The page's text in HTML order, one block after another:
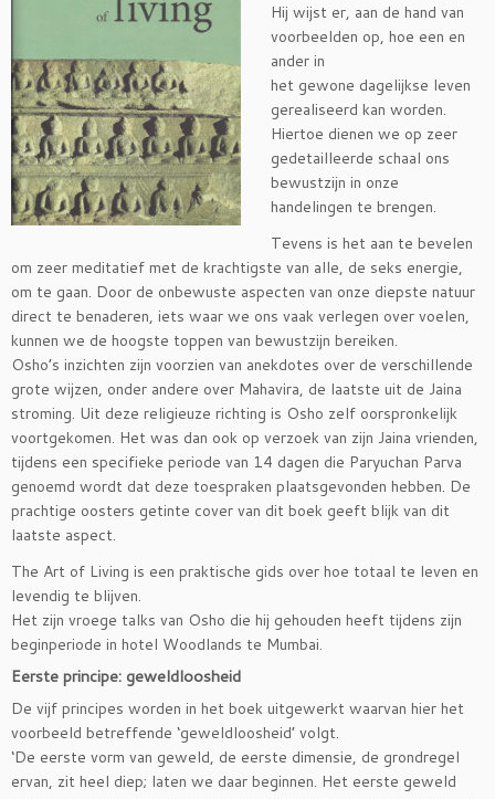
Hij wijst er, aan de hand van
voorbeelden op, hoe een en
ander in
het gewone dagelijkse leven
gerealiseerd kan worden.
Hiertoe dienen we op zeer
gedetailleerde schaal ons
bewustzijn in onze
handelingen te brengen.
Tevens is het aan te bevelen
om zeer meditatief met de krachtigste van alle, de seks energie,
om te gaan. Door de onbewuste aspecten van onze diepste natuur
direct te benaderen, iets waar we ons vaak verlegen over voelen,
kunnen we de hoogste toppen van bewustzijn bereiken.
Osho’s inzichten zijn voorzien van anekdotes over de verschillende
grote wijzen, onder andere over Mahavira, de laatste uit de Jaina
stroming. Uit deze religieuze richting is Osho zelf oorspronkelijk
voortgekomen. Het was dan ook op verzoek van zijn Jaina vrienden,
tijdens een specifieke periode van 14 dagen die Paryuchan Parva
genoemd wordt dat deze toespraken plaatsgevonden hebben. De
prachtige oosters getinte cover van dit boek geeft blijk van dit
laatste aspect.
The Art of Living is een praktische gids over hoe totaal te leven en
levendig te blijven.
Het zijn vroege talks van Osho die hij gehouden heeft tijdens zijn
beginperiode in hotel Woodlands te Mumbai.
Eerste principe: geweldloosheid
De vijf principes worden in het boek uitgewerkt waarvan hier het
voorbeeld betreffende ‘geweldloosheid’ volgt.
‘De eerste vorm van geweld, de eerste dimensie, de grondregel
ervan, zit heel diep; laten we daar beginnen. Het eerste geweld